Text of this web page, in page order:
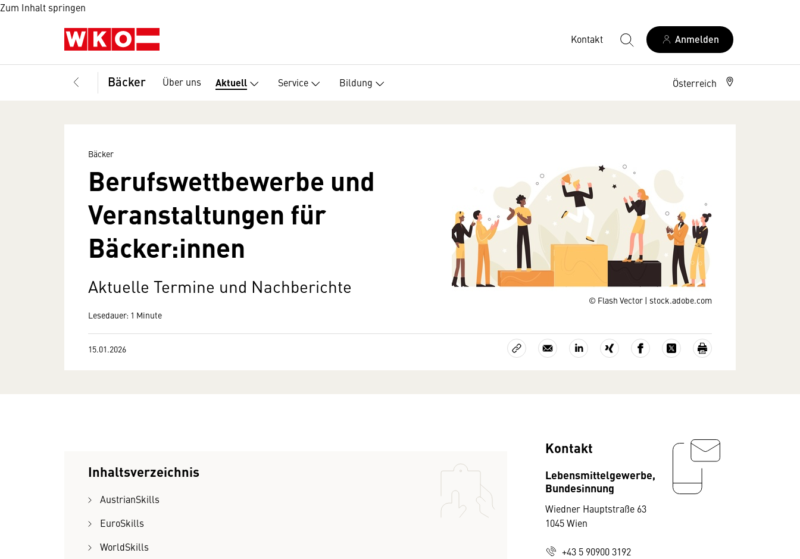
Zum Inhalt springen
Kontakt Anmelden
Bäcker Über uns Aktuell Service Bildung Österreich
© Flash Vector | stock.adobe.com
Bäcker
Berufswettbewerbe und
Veranstaltungen für
Bäcker:innen
Aktuelle Termine und Nachberichte
Lesedauer: 1 Minute
15.01.2026
Inhaltsverzeichnis
AustrianSkills
EuroSkills
WorldSkills
Kontakt
Lebensmittelgewerbe,
Bundesinnung
Wiedner Hauptstraße 63
1045 Wien
+43 5 90900 3192